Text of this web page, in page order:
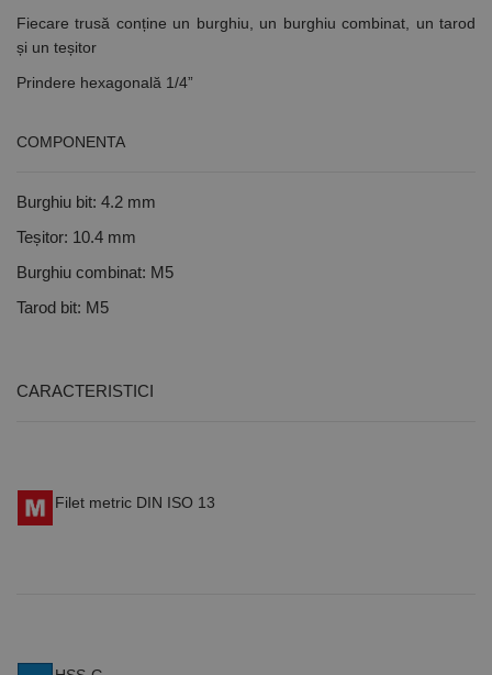
Fiecare trusă conține un burghiu, un burghiu combinat, un tarod
și un teșitor
Prindere hexagonală 1/4”
COMPONENTA
Burghiu bit: 4.2 mm
Teșitor: 10.4 mm
Burghiu combinat: M5
Tarod bit: M5
CARACTERISTICI
Filet metric DIN ISO 13